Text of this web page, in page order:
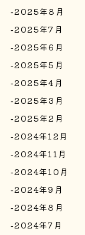
2025年8月
2025年7月
2025年6月
2025年5月
2025年4月
2025年3月
2025年2月
2024年12月
2024年11月
2024年10月
2024年9月
2024年8月
2024年7月